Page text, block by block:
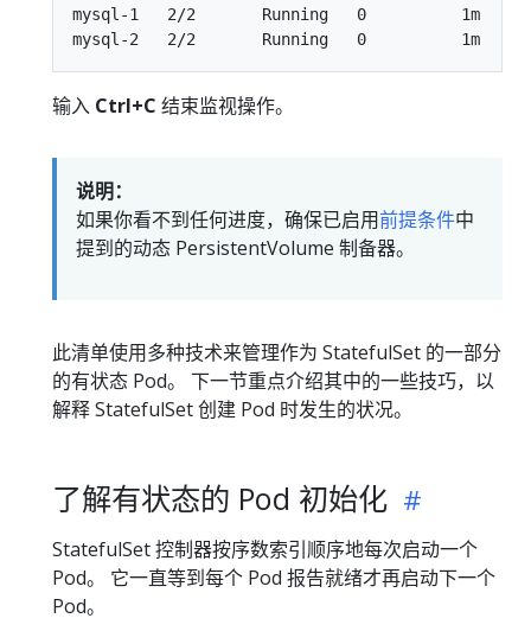
mysql-1   2/2       Running   0          1m
输入 Ctrl+C 结束监视操作。
说明：
如果你看不到任何进度，确保已启用前提条件中
提到的动态 PersistentVolume 制备器。
此清单使用多种技术来管理作为 StatefulSet 的一部分
的有状态 Pod。 下一节重点介绍其中的一些技巧，以
解释 StatefulSet 创建 Pod 时发生的状况。
了解有状态的 Pod 初始化
StatefulSet 控制器按序数索引顺序地每次启动一个
Pod。 它一直等到每个 Pod 报告就绪才再启动下一个
Pod。